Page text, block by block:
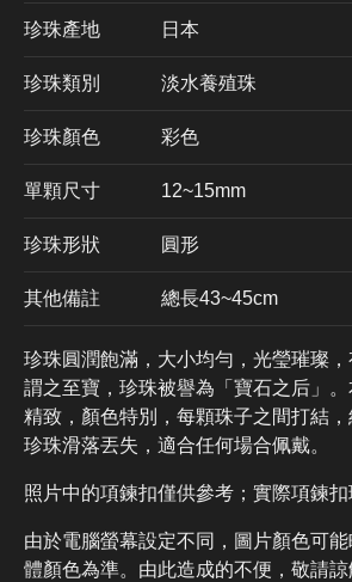
珍珠產地 日本
珍珠類別 淡水養殖珠
珍珠顏色 ​彩色
單顆尺寸 12~15mm
珍珠形狀 圓形
其他備註 總長43~45cm
珍珠圓潤飽滿，大小均勻，光瑩璀璨，
謂之至寶，珍珠被譽為「寶石之后」
精致，顏色特別，每顆珠子之間打結
珍珠滑落丟失，適合任何場合佩戴。
照片中的項鍊扣僅供參考；實際項鍊扣
由於電腦螢幕設定不同，圖片顏色可
體顏色為準。由此造成的不便，敬請諒